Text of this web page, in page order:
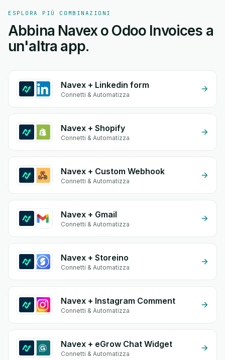
ESPLORA PIÙ COMBINAZIONI
Abbina Navex o Odoo Invoices a
un'altra app.
Navex + Linkedin form
Connetti & Automatizza
Navex + Shopify
Connetti & Automatizza
Navex + Custom Webhook
Connetti & Automatizza
Navex + Gmail
Connetti & Automatizza
Navex + Storeino
Connetti & Automatizza
Navex + Instagram Comment
Connetti & Automatizza
Navex + eGrow Chat Widget
Connetti & Automatizza